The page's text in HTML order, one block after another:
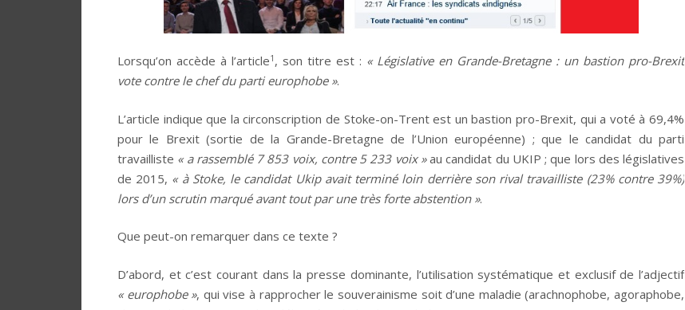
Lorsqu’on accède à l’article1 , son titre est : « Législative en Grande-Bretagne : un bastion pro-Brexit
vote contre le chef du parti europhobe ».
L’article indique que la circonscription de Stoke-on-Trent est un bastion pro-Brexit, qui a voté à 69,4%
pour le Brexit (sortie de la Grande-Bretagne de l’Union européenne) ; que le candidat du parti
travailliste « a rassemblé 7 853 voix, contre 5 233 voix »au candidat du UKIP ; que lors des législatives
de 2015, « à Stoke, le candidat Ukip avait terminé loin derrière son rival travailliste (23% contre 39%)
lors d’un scrutin marqué avant tout par une très forte abstention ».
Que peut-on remarquer dans ce texte ?
D’abord, et c’est courant dans la presse dominante, l’utilisation systématique et exclusif de l’adjectif
« europhobe », qui vise à rapprocher le souverainisme soit d’une maladie (arachnophobe, agoraphobe,